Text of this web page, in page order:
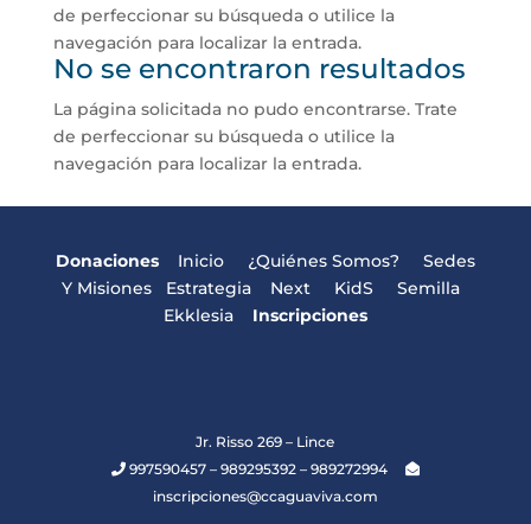
de perfeccionar su búsqueda o utilice la
navegación para localizar la entrada.
No se encontraron resultados
La página solicitada no pudo encontrarse. Trate
de perfeccionar su búsqueda o utilice la
navegación para localizar la entrada.
Donaciones Inicio ¿Quiénes Somos? Sedes
Y Misiones
EstrategiaNext KidS
Semilla
Ekklesia
Inscripciones
Jr. Risso 269 – Lince
997590457 – 989295392 – 989272994
inscripciones@ccaguaviva.com